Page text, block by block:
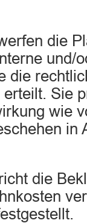
die
und/
die
Sie
wie
in
die